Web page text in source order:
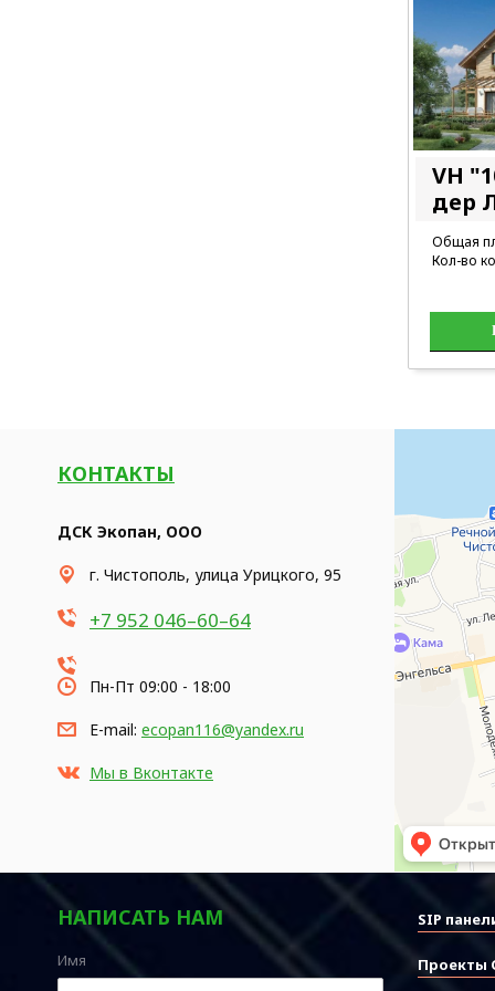
VH
дер
Общая
Кол-во
КОНТАКТЫ
ДСК Экопан, ООО
​г. Чистополь, улица Урицкого, 95
+7 952 046–60–64
Пн-Пт 09:00 - 18:00
E-mail: ecopan116@yandex.ru
Мы в Вконтакте
НАПИСАТЬ НАМ
Имя
SIP
Проекты